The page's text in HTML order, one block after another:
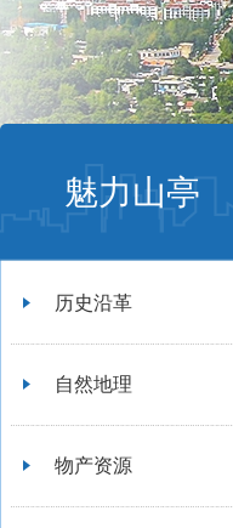
魅力山亭
历史沿革
自然地理
物产资源